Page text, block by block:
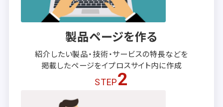
製品ページを作る
紹介したい製品・技術・サービスの特長などを
掲載したページをイプロスサイト内に作成
STEP2